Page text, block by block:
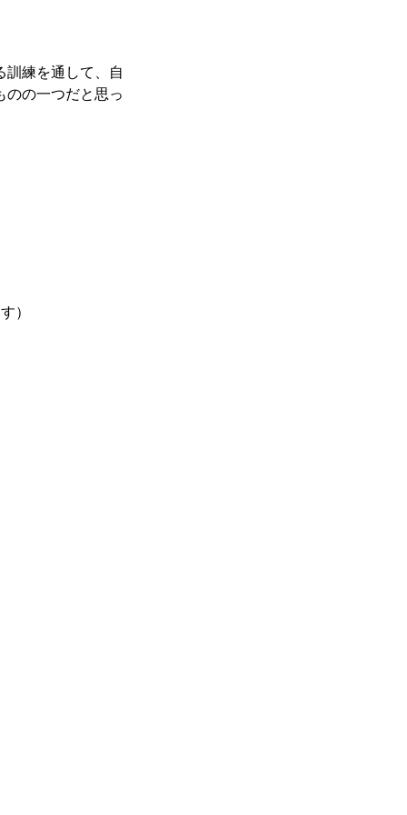
訓練を通して、自
のの一つだと思っ
）